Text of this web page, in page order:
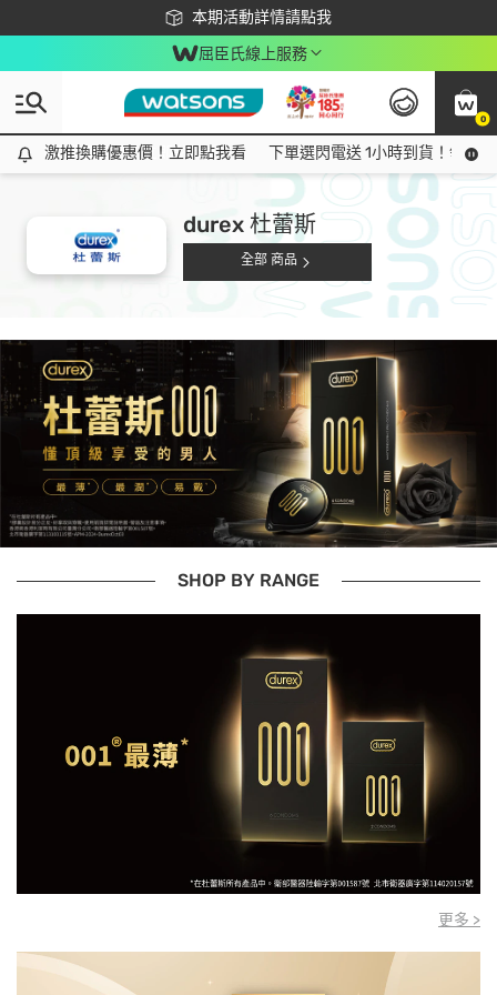
本期活動詳情請點我
下載app最高回饋$350
屈臣氏線上服務
0
激推換購優惠價！立即點我看
激推換購優惠價！立即點我看 下單選閃電送 1小時到貨！領神
durex 杜蕾斯
全部 商品
SHOP BY RANGE
更多 >